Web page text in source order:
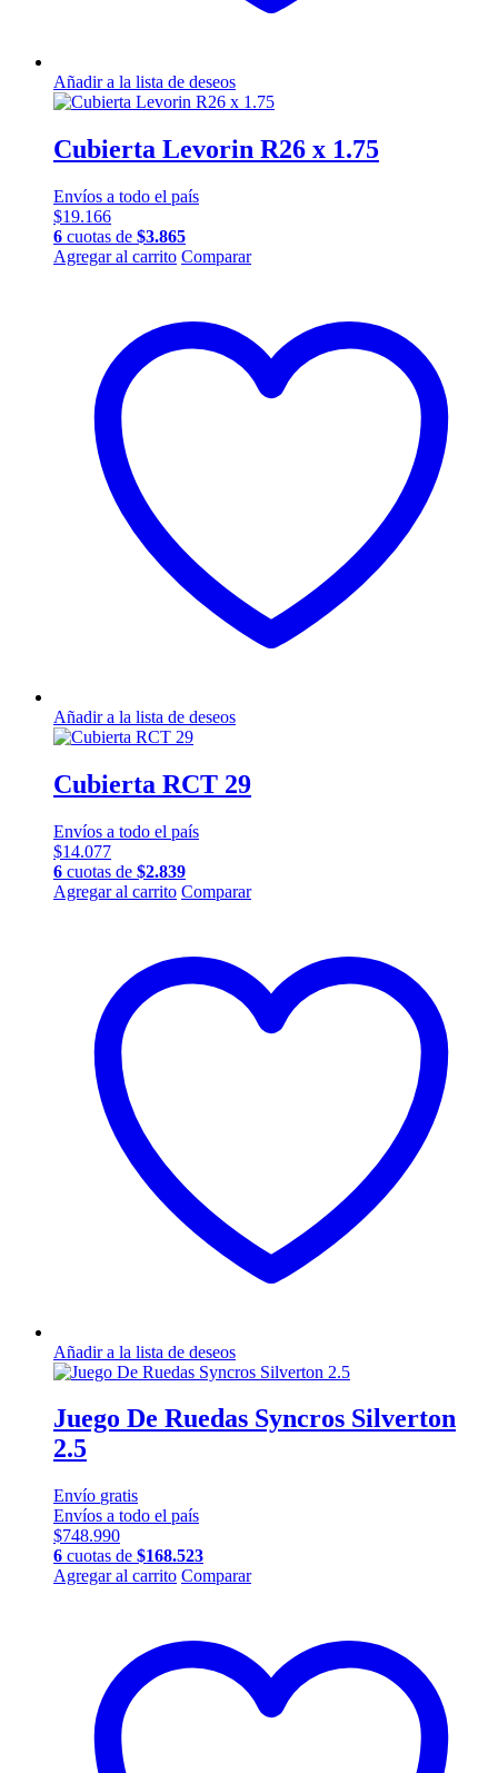
Añadir a la lista de deseos
Cubierta Levorin R26 x 1.75
Envíos a todo el país
$19.166
6 cuotas de $3.865
Agregar al carrito Comparar
Añadir a la lista de deseos
Cubierta RCT 29
Envíos a todo el país
$14.077
6 cuotas de $2.839
Agregar al carrito Comparar
Añadir a la lista de deseos
Juego De Ruedas Syncros Silverton
2.5
Envío gratis
Envíos a todo el país
$748.990
6 cuotas de $168.523
Agregar al carrito Comparar